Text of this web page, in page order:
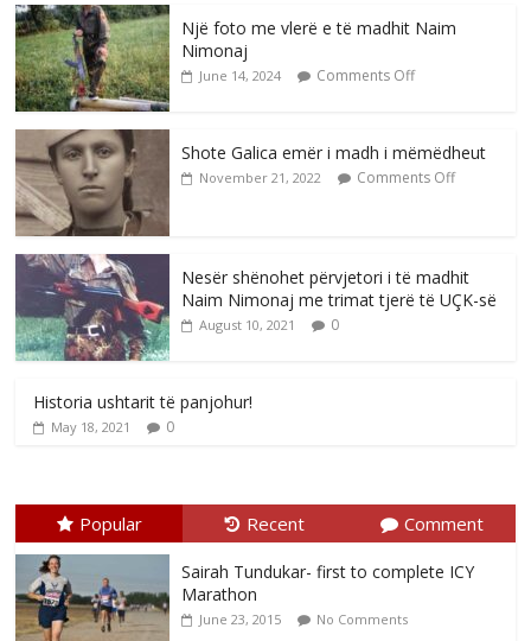
Një foto me vlerë e të madhit Naim
Nimonaj
June 14, 2024 Comments Off
Shote Galica emër i madh i mëmëdheut
November 21, 2022 Comments Off
Nesër shënohet përvjetori i të madhit
Naim Nimonaj me trimat tjerë të UÇK-së
August 10, 2021 0
Historia ushtarit të panjohur!
May 18, 2021 0
Popular Recent Comment
Sairah Tundukar- first to complete ICY
Marathon
June 23, 2015 No Comments